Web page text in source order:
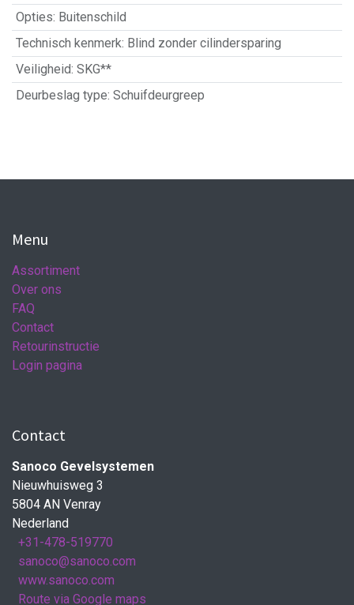
Opties: Buitenschild
Technisch kenmerk: Blind zonder cilindersparing
Veiligheid: SKG**
Deurbeslag type: Schuifdeurgreep
Menu
Assortiment
Over ons
FAQ
Contact
Retourinstructie
Login pagina
Contact
Sanoco Gevelsystemen
Nieuwhuisweg 3
5804 AN Venray
Nederland
+31-478-519770
sanoco@sanoco.com
www.sanoco.com
Route via Google maps